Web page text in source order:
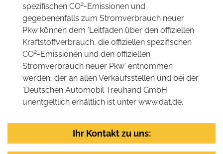
spezifischen CO2-Emissionen und
gegebenenfalls zum Stromverbrauch neuer
Pkw können dem 'Leitfaden über den offiziellen
Kraftstoffverbrauch, die offiziellen spezifischen
CO2-Emissionen und den offiziellen
Stromverbrauch neuer Pkw' entnommen
werden, der an allen Verkaufsstellen und bei der
'Deutschen Automobil Treuhand GmbH'
unentgeltlich erhältlich ist unter www.dat.de.
Ihr Kontakt zu uns: